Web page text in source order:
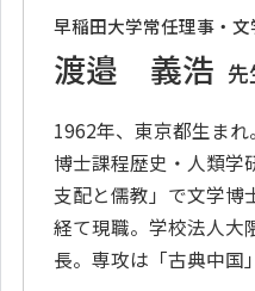
早稲田大学常任理事・
渡邉 義浩 先
1962年、東京都生ま
博士課程歴史・人類学
支配と儒教」で文学博
経て現職。学校法人大
長。専攻は「古典中国